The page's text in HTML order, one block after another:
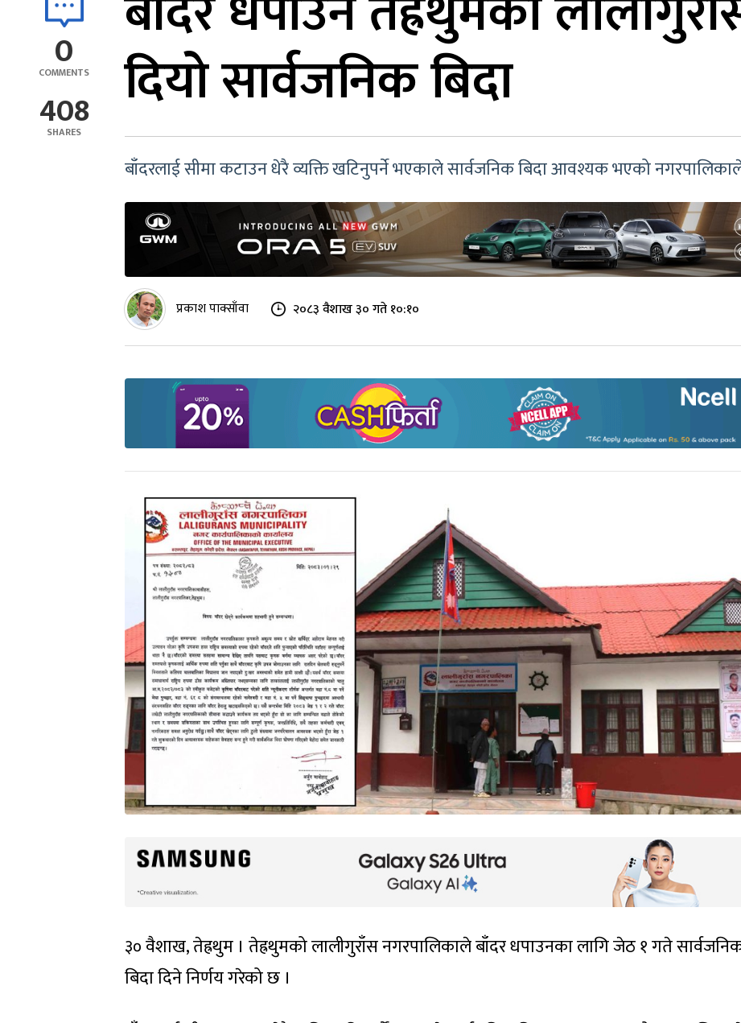
0
COMMENTS
408
SHARES
दियो सार्वजनिक बिदा
बाँदरलाई सीमा कटाउन धेरै व्यक्ति खटिनुपर्ने भएकाले सार्वजनिक बिदा आवश्यक भएको
प्रकाश पाक्साँवा २०८३ वैशाख ३० गते १०:१०
३० वैशाख, तेह्रथुम । तेह्रथुमको लालीगुराँस नगरपालिकाले बाँदर धपाउनका लागि जेठ १ गते
बिदा दिने निर्णय गरेको छ ।